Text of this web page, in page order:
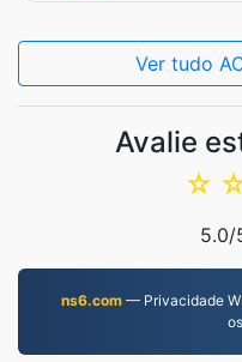
Ver tudo
Avalie
☆
5.0/
ns6.com— Privacidade